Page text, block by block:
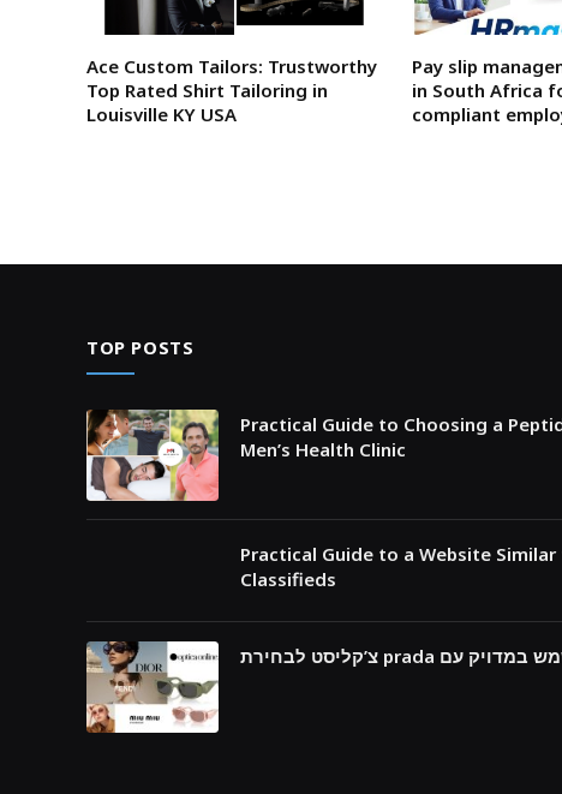
Ace Custom Tailors: Trustworthy
Top Rated Shirt Tailoring in
Louisville KY USA
Pay slip
in South Africa
compliant
TOP POSTS
Practical Guide to Choosing a
Men’s Health Clinic
Practical Guide to a Website
Classifieds